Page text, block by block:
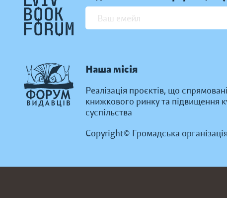
Наша місія
Реалізація проєктів, що
книжкового ринку та підвищення
суспільства
Copyright© Громадська